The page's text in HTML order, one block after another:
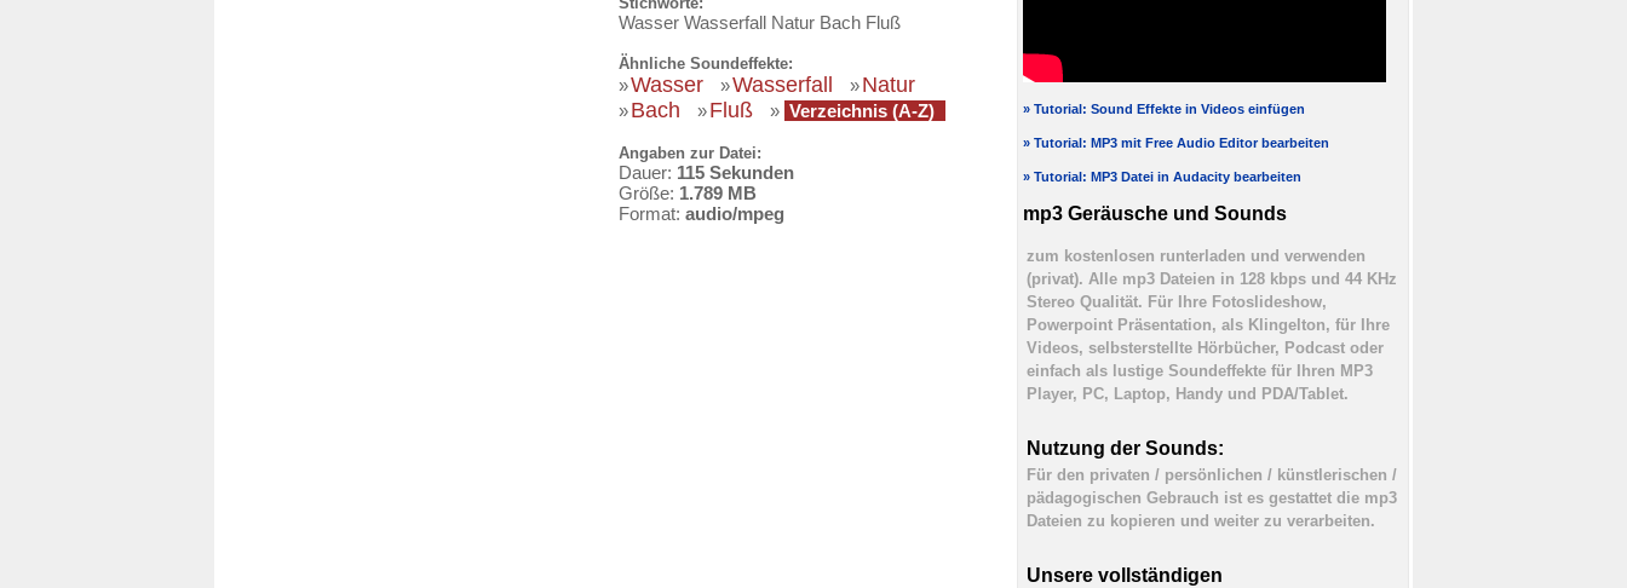
Wasser Wasserfall Natur Bach Fluß
Ähnliche Soundeffekte:
»Wasser »Wasserfall »Natur
»Bach »Fluß » Verzeichnis (A-Z)
Angaben zur Datei:
Dauer: 115 Sekunden
Größe: 1.789 MB
Format: audio/mpeg
» Tutorial: Sound Effekte in Videos einfügen
» Tutorial: MP3 mit Free Audio Editor bearbeiten
» Tutorial: MP3 Datei in Audacity bearbeiten
mp3 Geräusche und Sounds
zum kostenlosen runterladen und verwenden
(privat). Alle mp3 Dateien in 128 kbps und 44 KHz
Stereo Qualität. Für Ihre Fotoslideshow,
Powerpoint Präsentation, als Klingelton, für Ihre
Videos, selbsterstellte Hörbücher, Podcast oder
einfach als lustige Soundeffekte für Ihren MP3
Player, PC, Laptop, Handy und PDA/Tablet.
Nutzung der Sounds:
Für den privaten / persönlichen / künstlerischen /
pädagogischen Gebrauch ist es gestattet die mp3
Dateien zu kopieren und weiter zu verarbeiten.
Unsere vollständigen